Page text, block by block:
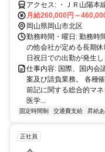
アクセス: ・Ｊ
月給260,000円～
岡山県岡山市北区
勤務時間・曜日: 勤務時
の他会社が定める長期
日祝日での出勤が発生
仕事内容: 国際、国内会
案及び請負業務。 各種
前記に関する総合的マ
医学...
固定時間制 交通費支給 昇給あ
正社員